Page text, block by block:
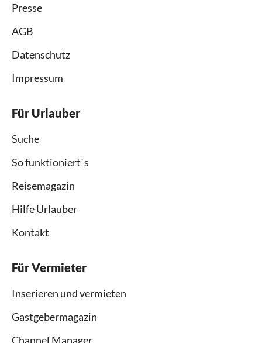
Presse
AGB
Datenschutz
Impressum
Für Urlauber
Suche
So funktioniert`s
Reisemagazin
Hilfe Urlauber
Kontakt
Für Vermieter
Inserieren und vermieten
Gastgebermagazin
Channel Manager